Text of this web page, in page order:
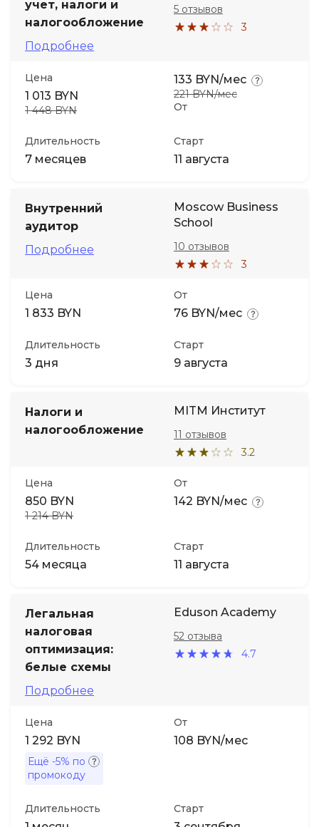
учет, налоги и
налогообложение
Подробнее
3
5 отзывов
Цена
1 013 BYN
1 448 BYN От
133 BYN/мес
221 BYN/мес
Длительность
7 месяцев
Старт
11 августа
Внутренний
аудитор
Подробнее
Moscow Business
School
3
10 отзывов
Цена
1 833 BYN
От
76 BYN/мес
Длительность
3 дня
Старт
9 августа
Налоги и
налогообложение
MITM Институт
3.2
11 отзывов
Цена
850 BYN
1 214 BYN
От
142 BYN/мес
Длительность
54 месяца
Старт
11 августа
Легальная
налоговая
оптимизация:
белые схемы
Подробнее
Eduson Academy
4.7
52 отзыва
Цена
1 292 BYN
Ещё -5% по
промокоду
От
108 BYN/мес
Длительность Старт